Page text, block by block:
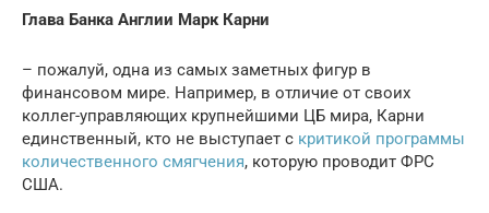
Глава Банка Англии Марк Карни
– пожалуй, одна из самых заметных фигур в
финансовом мире. Например, в отличие от своих
коллег-управляющих крупнейшими ЦБ мира, Карни
единственный, кто не выступает с критикой программы
количественного смягчения, которую проводит ФРС
США.